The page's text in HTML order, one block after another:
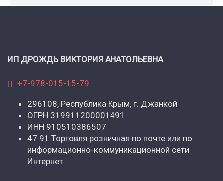
ИП ДРОЖДЬ ВИКТОРИЯ АНАТОЛЬЕВНА
+7-978-015-15-79
296108, Республика Крым, г. Джанкой
ОГРН 319911200001491
ИНН 910510386507
47.91 Торговля розничная по почте или по
информационно-коммуникационной сети
Интернет